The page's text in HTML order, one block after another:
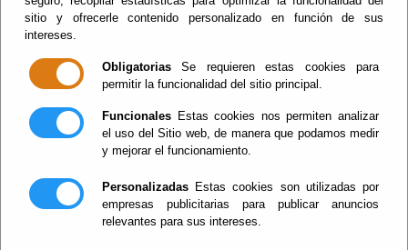
sitio y ofrecerle contenido personalizado en función de sus
intereses.
Obligatorias Se requieren estas cookies para
permitir la funcionalidad del sitio principal.
Funcionales Estas cookies nos permiten analizar
el uso del Sitio web, de manera que podamos medir
y mejorar el funcionamiento.
Personalizadas Estas cookies son utilizadas por
empresas publicitarias para publicar anuncios
relevantes para sus intereses.
presidente